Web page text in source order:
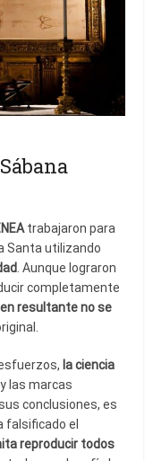
trabajaron para
Santa utilizando
. Aunque lograron
completamente
resultante no se
la ciencia
las marcas
conclusiones, es
falsificado el
reproducir todos